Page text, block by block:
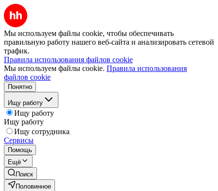
Мы используем файлы cookie, чтобы обеспечивать
правильную работу нашего веб-сайта и анализировать сетевой
трафик.
Правила использования файлов cookie
Мы используем файлы cookie. Правила использования
файлов cookie
Понятно
Ищу работу
Ищу работу
Ищу работу
Ищу сотрудника
Сервисы
Помощь
Ещё
Поиск
Половинное